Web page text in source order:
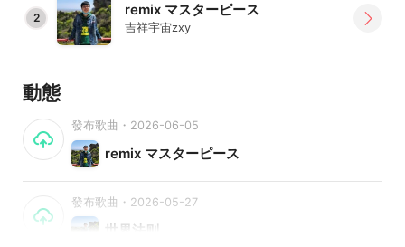
2 remix マスターピース
吉祥宇宙zxy
動態
發布歌曲・2026-06-05
remix マスターピース
發布歌曲・2026-05-27
世界法则